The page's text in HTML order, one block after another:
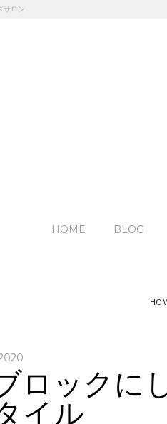
サロン
HOME BLOG
ロックに
イル